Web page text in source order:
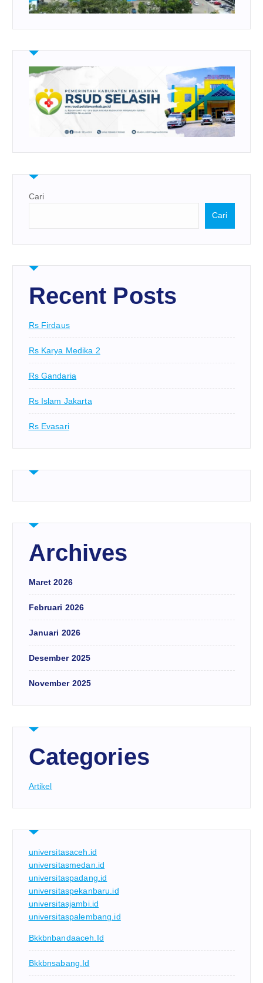
Cari
Cari
Recent Posts
Rs Firdaus
Rs Karya Medika 2
Rs Gandaria
Rs Islam Jakarta
Rs Evasari
Archives
Maret 2026
Februari 2026
Januari 2026
Desember 2025
November 2025
Categories
Artikel
universitasaceh.id
universitasmedan.id
universitaspadang.id
universitaspekanbaru.id
universitasjambi.id
universitaspalembang.id
Bkkbnbandaaceh.id
Bkkbnsabang.id